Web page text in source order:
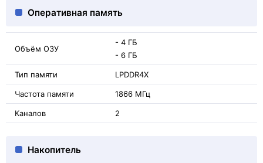
Оперативная память
Объём ОЗУ
- 4 ГБ
- 6 ГБ
Тип памяти LPDDR4X
Частота памяти 1866 МГц
Каналов 2
Накопитель